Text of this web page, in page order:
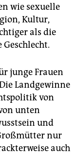
wie sexuelle
Kultur,
als die
junge Frauen
Landgewinne
von
unten
und
nur
auch